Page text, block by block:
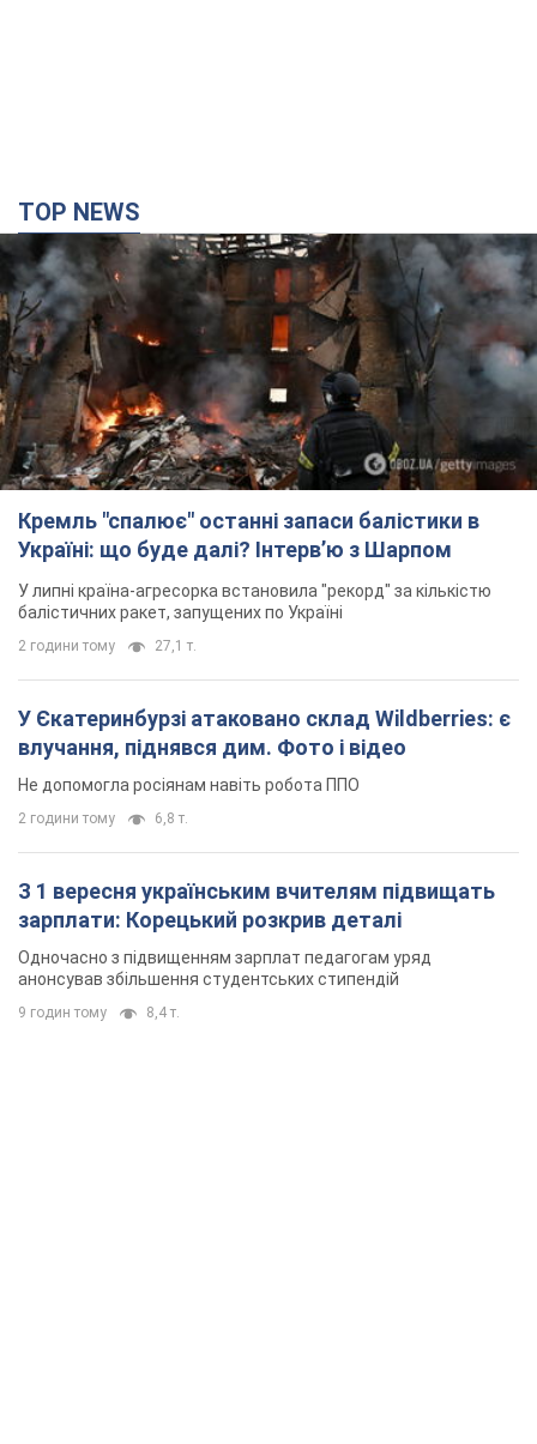
TOP NEWS
Кремль "спалює" останні запаси балістики в
Україні: що буде далі? Інтерв’ю з Шарпом
У липні країна-агресорка встановила "рекорд" за кількістю
балістичних ракет, запущених по Україні
2 години тому 27,1 т.
У Єкатеринбурзі атаковано склад Wildberries: є
влучання, піднявся дим. Фото і відео
Не допомогла росіянам навіть робота ППО
2 години тому 6,8 т.
З 1 вересня українським вчителям підвищать
зарплати: Корецький розкрив деталі
Одночасно з підвищенням зарплат педагогам уряд
анонсував збільшення студентських стипендій
9 годин тому 8,4 т.